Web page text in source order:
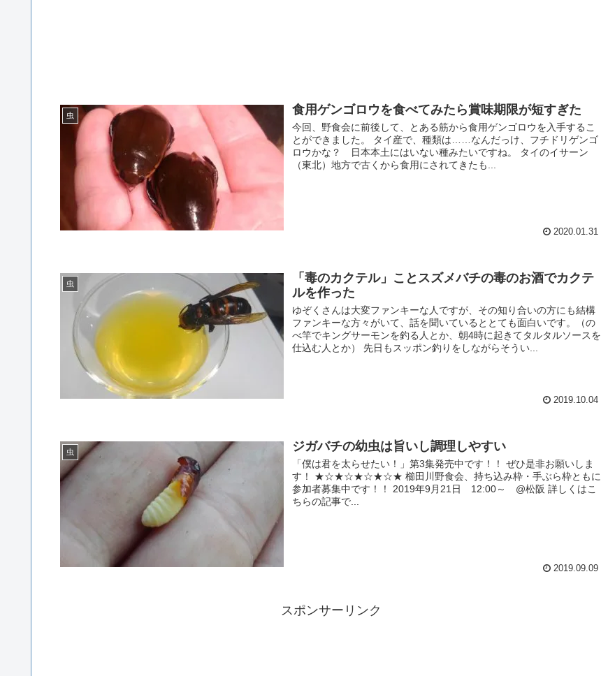
虫 食用ゲンゴロウを食べてみたら賞味期限が短すぎた
今回、野食会に前後して、とある筋から食用ゲンゴロウを入手するこ
とができました。 タイ産で、種類は……なんだっけ、フチドリゲンゴ
ロウかな？ 日本本土にはいない種みたいですね。 タイのイサーン
（東北）地方で古くから食用にされてきたも...
2020.01.31
虫
「毒のカクテル」ことスズメバチの毒のお酒でカクテ
ルを作った
ゆぞくさんは大変ファンキーな人ですが、その知り合いの方にも結構
ファンキーな方々がいて、話を聞いているととても面白いです。（の
べ竿でキングサーモンを釣る人とか、朝4時に起きてタルタルソースを
仕込む人とか） 先日もスッポン釣りをしながらそうい...
2019.10.04
虫 ジガバチの幼虫は旨いし調理しやすい
「僕は君を太らせたい！」第3集発売中です！！ ぜひ是非お願いしま
す！ ★☆★☆★☆★☆★ 櫛田川野食会、持ち込み枠・手ぶら枠ともに
参加者募集中です！！ 2019年9月21日 12:00～ @松阪 詳しくはこ
ちらの記事で...
2019.09.09
スポンサーリンク